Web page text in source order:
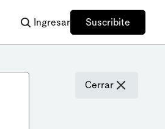
Ingresar Suscribite
Cerrar